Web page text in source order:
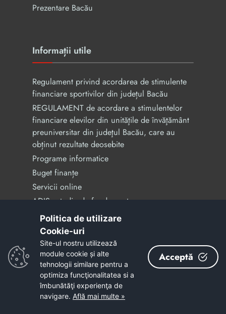
Prezentare Bacău
Informații utile
Regulament privind acordarea de stimulente
financiare sportivilor din județul Bacău
REGULAMENT de acordare a stimulentelor
financiare elevilor din unităţile de învăţământ
preuniversitar din judeţul Bacău, care au
obținut rezultate deosebite
Programe informatice
Buget finanțe
Servicii online
ADIS - studiu de fundamentare
Formulare declarații de avere și interese
Prelucrarea datelor cu caracter personal -
GDPR
Legături utile
Politica de utilizare
Cookie-uri‎
Site-ul nostru utilizează
module cookie și alte
tehnologii similare pentru a
optimiza funcţionalitatea si a
îmbunătăţi experienţa de
navigare. Află mai multe »
Acceptă